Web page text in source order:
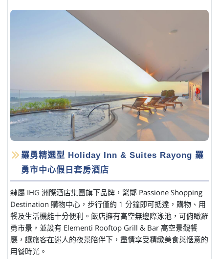
羅勇精選型 Holiday Inn & Suites Rayong 羅
勇市中心假日套房酒店
隸屬 IHG 洲際酒店集團旗下品牌，緊鄰 Passione Shopping
Destination 購物中心，步行僅約 1 分鐘即可抵達，購物、用
餐及生活機能十分便利。飯店擁有高空無邊際泳池，可俯瞰羅
勇市景，並設有 Elementi Rooftop Grill & Bar 高空景觀餐
廳，讓旅客在迷人的夜景陪伴下，盡情享受精緻美食與愜意的
用餐時光。